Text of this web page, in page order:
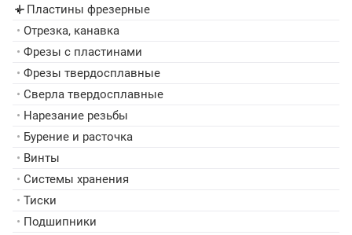
▸ Пластины фрезерные
• Отрезка, канавка
• Фрезы с пластинами
• Фрезы твердосплавные
• Сверла твердосплавные
• Нарезание резьбы
• Бурение и расточка
• Винты
• Системы хранения
• Тиски
• Подшипники